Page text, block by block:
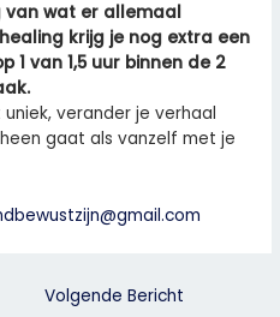
van wat er allemaal
krijg je nog extra een
1 van 1,5 uur binnen de 2
verander je verhaal
gaat als vanzelf met je
Volgende Bericht